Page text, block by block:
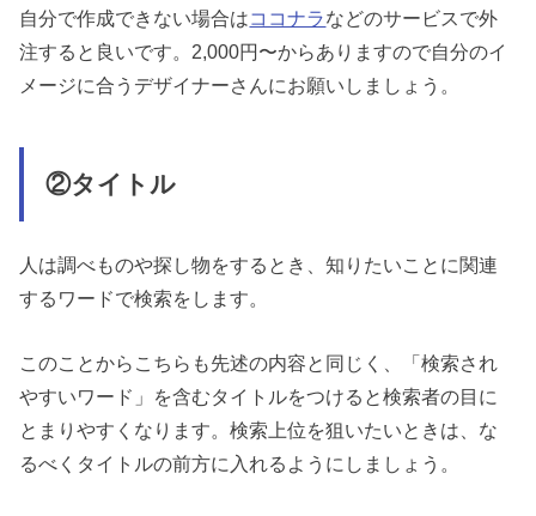
自分で作成できない場合はココナラなどのサービスで外
注すると良いです。2,000円〜からありますので自分のイ
メージに合うデザイナーさんにお願いしましょう。
②タイトル
人は調べものや探し物をするとき、知りたいことに関連
するワードで検索をします。
このことからこちらも先述の内容と同じく、「検索され
やすいワード」を含むタイトルをつけると検索者の目に
とまりやすくなります。検索上位を狙いたいときは、な
るべくタイトルの前方に入れるようにしましょう。